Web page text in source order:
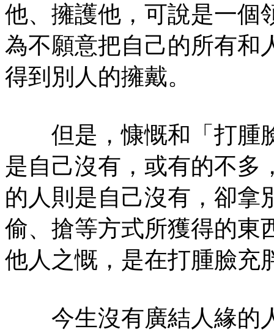
他、擁護他，可說是一個
為不願意把自己的所有和
得到別人的擁戴。
但是，慷慨和「打腫
是自己沒有，或有的不多
的人則是自己沒有，卻拿
偷、搶等方式所獲得的東
他人之慨，是在打腫臉充
今生沒有廣結人緣的